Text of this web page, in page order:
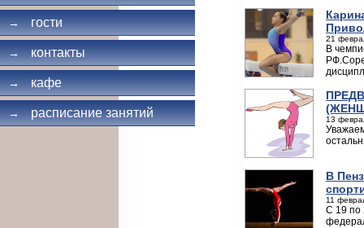
→ гости
→ контакты
→ кафе
→ расписание занятий
21
В
13
В
11
С 19 по